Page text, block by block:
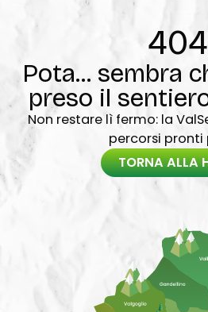
404
Pota... sembra
preso il
Non restare lì fermo: la
percorsi pronti
TORNA ALLA